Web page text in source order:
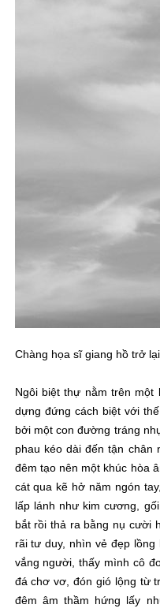
Chàng họa sĩgiang hồ trở lại
Ngôi biệt thự nằm trên một
dựng đứng cách biệtvới
bởi mộtcon đường tráng
phau kéo dài đến tận
đêm tạo nên một khúc hòa
cát qua kẽ hở năm ngón
lấp lánh như kim cương ,
bắt rồi thả ra bằng nụ cười
rãitư duy, nhìn vẻ đẹp lồng
vắng người, thấy mình cô
đá chơ vơ, đón gió lộng từ
đêm âm thầm hứng lấy